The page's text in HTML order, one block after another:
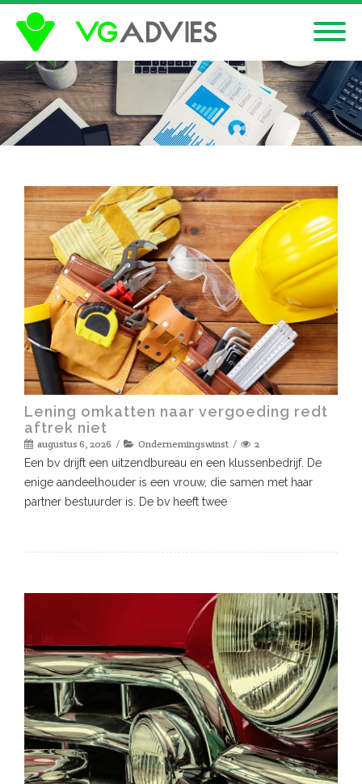
Lening omkatten naar vergoeding redt
aftrek niet
augustus 6, 2026 Ondernemingswinst 2
Een bv drijft een uitzendbureau en een klussenbedrijf. De
enige aandeelhouder is een vrouw, die samen met haar
partner bestuurder is. De bv heeft twee